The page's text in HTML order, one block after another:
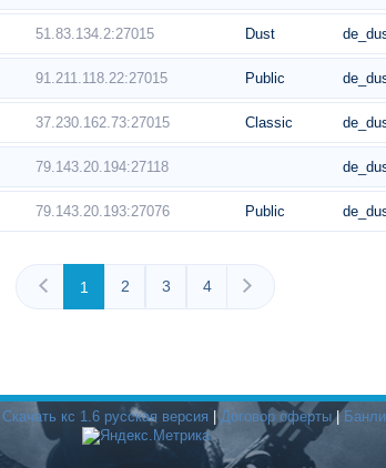
51.83.134.2:27015 Dust
91.211.118.22:27015 Public
37.230.162.73:27015 Classic
79.143.20.194:27118
79.143.20.193:27076 Public
1 2 3 4
Скачать кс 1.6 русская версия |Договор оферты|